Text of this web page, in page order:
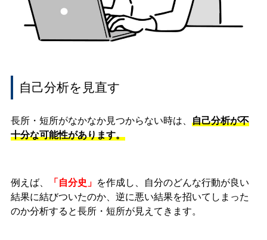
自己分析を見直す
長所・短所がなかなか見つからない時は、 自己分析が不
十分な可能性があります。
例えば、 「自分史」 を作成し、自分のどんな行動が良い
結果に結びついたのか、逆に悪い結果を招いてしまった
のか分析すると長所・短所が見えてきます。